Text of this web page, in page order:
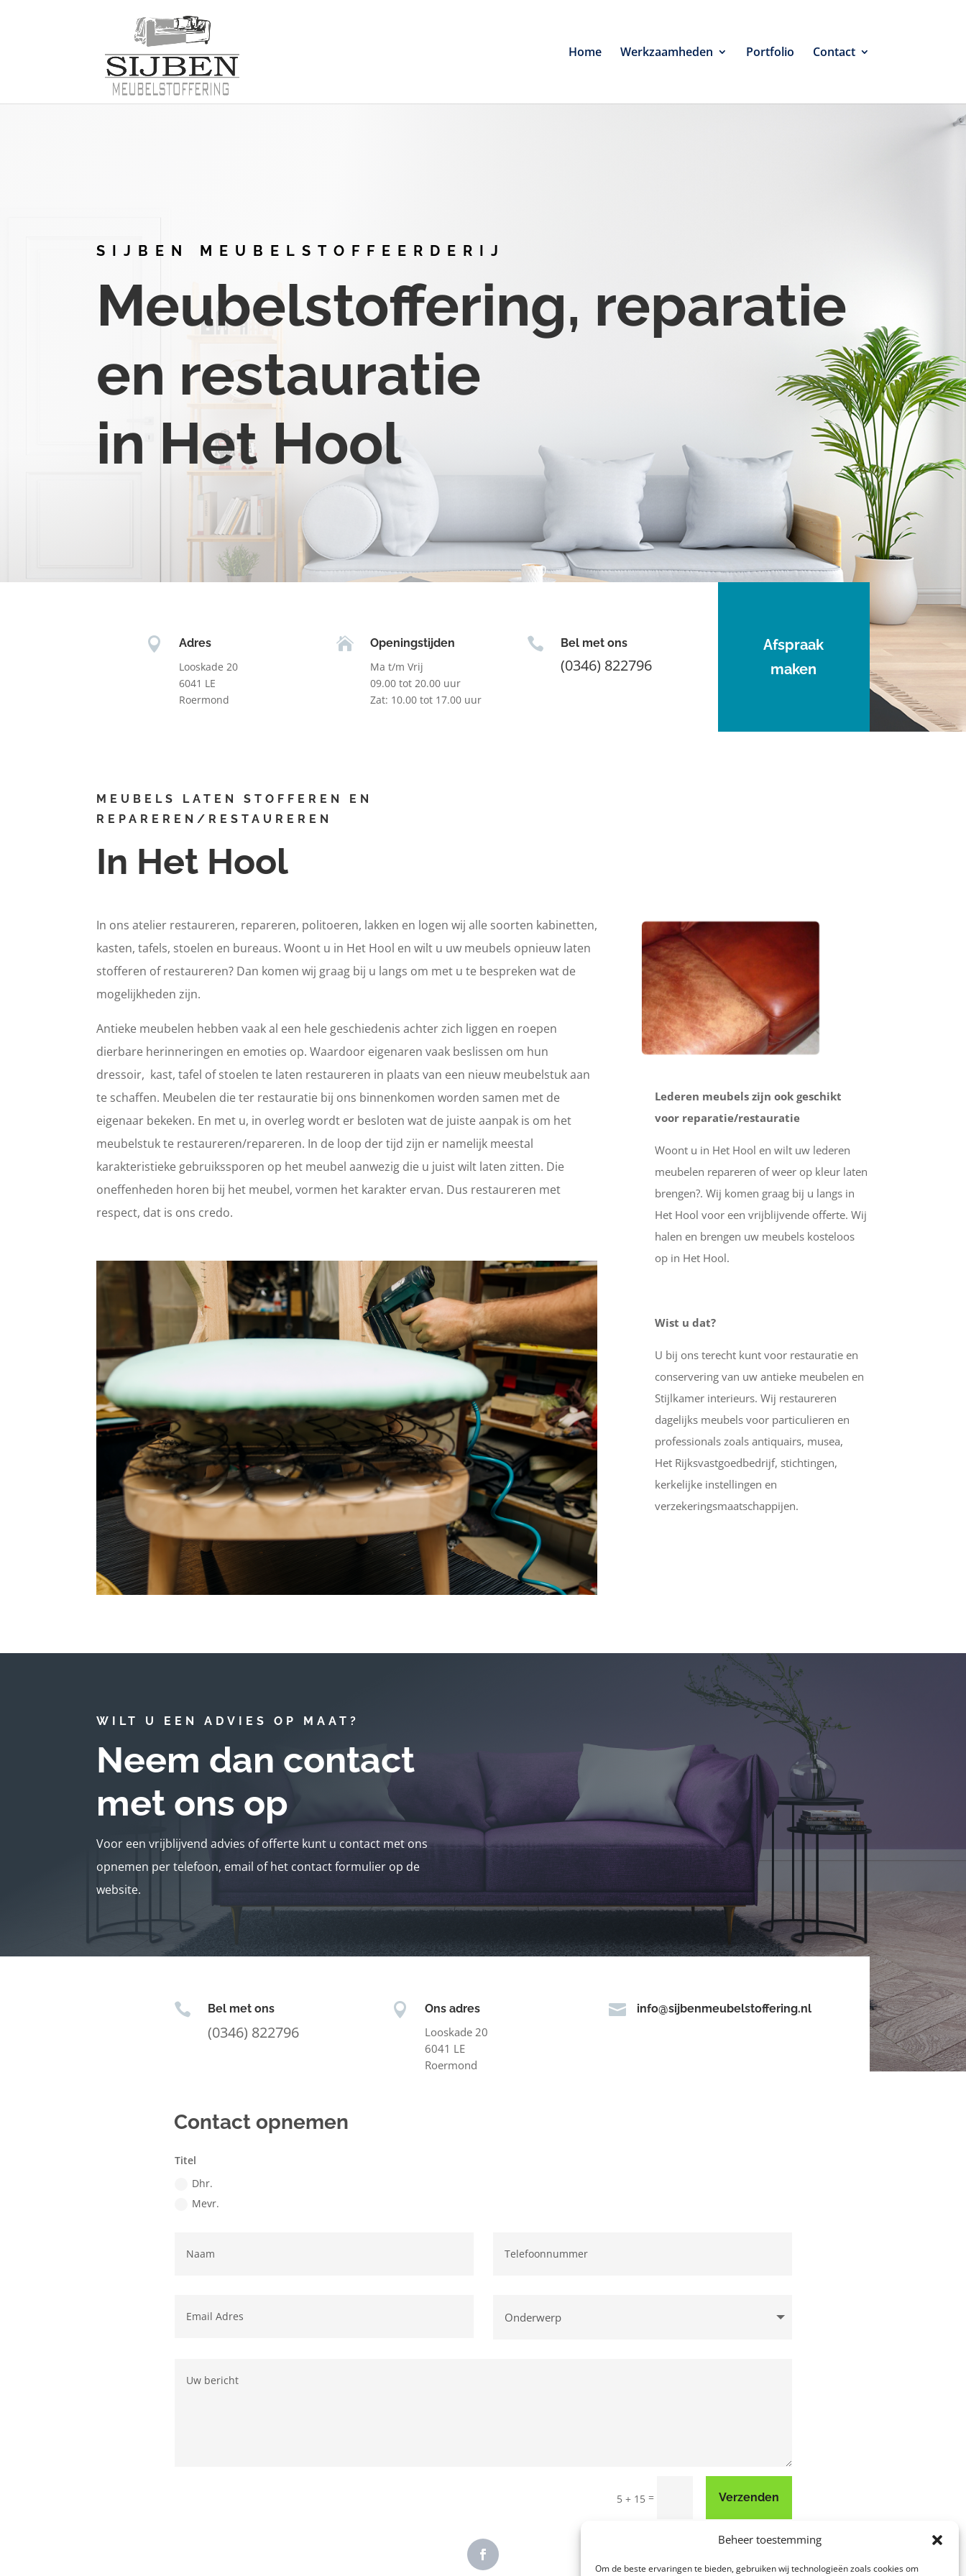
Beheer toestemming
Om de beste ervaringen te bieden, gebruiken wij technologieën zoals cookies om
Home Werkzaamheden Portfolio Contact
SIJBEN MEUBELSTOFFEERDERIJ
Meubelstoffering, reparatie
en restauratie
in Het Hool

Adres
Looskade 20
6041 LE
Roermond

Openingstijden
Ma t/m Vrij
09.00 tot 20.00 uur
Zat: 10.00 tot 17.00 uur
 Bel met ons
(0346) 822796
Afspraak
maken
MEUBELS LATEN STOFFEREN EN
REPAREREN/RESTAUREREN
In Het Hool
In ons atelier restaureren, repareren, politoeren, lakken en logen wij alle soorten kabinetten,
kasten, tafels, stoelen en bureaus. Woont u in Het Hool en wilt u uw meubels opnieuw laten
stofferen of restaureren? Dan komen wij graag bij u langs om met u te bespreken wat de
mogelijkheden zijn.
Antieke meubelen hebben vaak al een hele geschiedenis achter zich liggen en roepen
dierbare herinneringen en emoties op. Waardoor eigenaren vaak beslissen om hun
dressoir, kast, tafel of stoelen te laten restaureren in plaats van een nieuw meubelstuk aan
te schaffen. Meubelen die ter restauratie bij ons binnenkomen worden samen met de
eigenaar bekeken. En met u, in overleg wordt er besloten wat de juiste aanpak is om het
meubelstuk te restaureren/repareren. In de loop der tijd zijn er namelijk meestal
karakteristieke gebruikssporen op het meubel aanwezig die u juist wilt laten zitten. Die
oneffenheden horen bij het meubel, vormen het karakter ervan. Dus restaureren met
respect, dat is ons credo.
Lederen meubels zijn ook geschikt
voor reparatie/restauratie
Woont u in Het Hool en wilt uw lederen
meubelen repareren of weer op kleur laten
brengen?. Wij komen graag bij u langs in
Het Hool voor een vrijblijvende offerte. Wij
halen en brengen uw meubels kosteloos
op in Het Hool.
Wist u dat?
U bij ons terecht kunt voor restauratie en
conservering van uw antieke meubelen en
Stijlkamer interieurs. Wij restaureren
dagelijks meubels voor particulieren en
professionals zoals antiquairs, musea,
Het Rijksvastgoedbedrijf, stichtingen,
kerkelijke instellingen en
verzekeringsmaatschappijen.
WILT U EEN ADVIES OP MAAT?
Neem dan contact
met ons op
Voor een vrijblijvend advies of offerte kunt u contact met ons
opnemen per telefoon, email of het contact formulier op de
website.
 Bel met ons
(0346) 822796
 Ons adres
Looskade 20
6041 LE
Roermond
 info@sijbenmeubelstoffering.nl
Contact opnemen
Titel
Dhr.
Mevr.
5 + 15 = Verzenden